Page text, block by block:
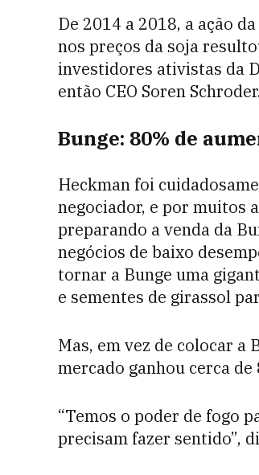
De 2014 a 2018, a ação
nos preços da soja
investidores ativistas da
então CEO Soren
Bunge: 80% de
Heckman foi
negociador, e por muitos
preparando a venda da
negócios de baixo
tornar a Bunge uma
e sementes de girassol
Mas, em vez de colocar a
mercado ganhou cerca
“Temos o poder de fogo
precisam fazer sentido”,